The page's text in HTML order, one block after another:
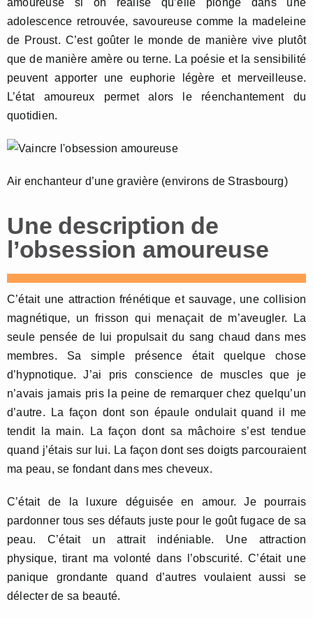
adolescence retrouvée, savoureuse comme la madeleine
de Proust. C’est goûter le monde de manière vive plutôt
que de manière amère ou terne. La poésie et la sensibilité
peuvent apporter une euphorie légère et merveilleuse.
L’état amoureux permet alors le réenchantement du
quotidien.
Air enchanteur d’une gravière (environs de Strasbourg)
Une description de
l’obsession amoureuse
C’était une attraction frénétique et sauvage, une collision
magnétique, un frisson qui menaçait de m’aveugler. La
seule pensée de lui propulsait du sang chaud dans mes
membres. Sa simple présence était quelque chose
d’hypnotique. J’ai pris conscience de muscles que je
n’avais jamais pris la peine de remarquer chez quelqu’un
d’autre. La façon dont son épaule ondulait quand il me
tendit la main. La façon dont sa mâchoire s’est tendue
quand j’étais sur lui. La façon dont ses doigts parcouraient
ma peau, se fondant dans mes cheveux.
C’était de la luxure déguisée en amour. Je pourrais
pardonner tous ses défauts juste pour le goût fugace de sa
peau. C’était un attrait indéniable. Une attraction
physique, tirant ma volonté dans l’obscurité. C’était une
panique grondante quand d’autres voulaient aussi se
délecter de sa beauté.